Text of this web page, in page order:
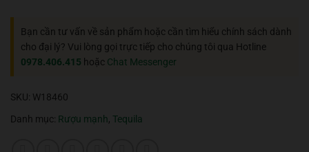
Bạn cần tư vấn về sản phẩm hoặc cần tìm hiểu chính sách dành
cho đại lý? Vui lòng gọi trực tiếp cho chúng tôi qua Hotline
0978.406.415 hoặc Chat Messenger
SKU: W18460
Danh mục: Rượu mạnh, Tequila